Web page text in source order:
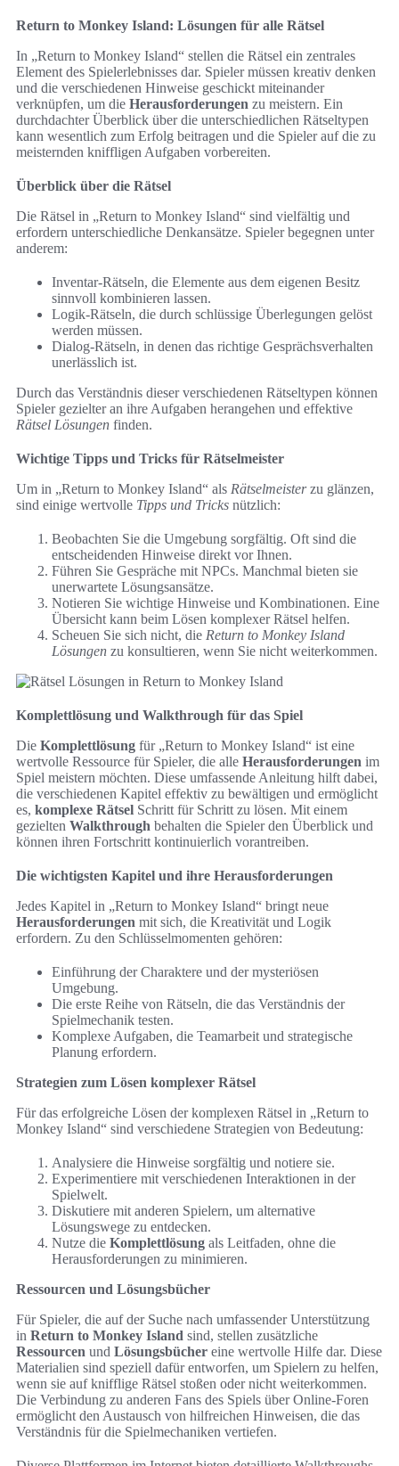
Return to Monkey Island: Lösungen für alle Rätsel
In „Return to Monkey Island“ stellen die Rätsel ein zentrales
Element des Spielerlebnisses dar. Spieler müssen kreativ denken
und die verschiedenen Hinweise geschickt miteinander
verknüpfen, um die Herausforderungen zu meistern. Ein
durchdachter Überblick über die unterschiedlichen Rätseltypen
kann wesentlich zum Erfolg beitragen und die Spieler auf die zu
meisternden kniffligen Aufgaben vorbereiten.
Überblick über die Rätsel
Die Rätsel in „Return to Monkey Island“ sind vielfältig und
erfordern unterschiedliche Denkansätze. Spieler begegnen unter
anderem:
Inventar-Rätseln, die Elemente aus dem eigenen Besitz
sinnvoll kombinieren lassen.
Logik-Rätseln, die durch schlüssige Überlegungen gelöst
werden müssen.
Dialog-Rätseln, in denen das richtige Gesprächsverhalten
unerlässlich ist.
Durch das Verständnis dieser verschiedenen Rätseltypen können
Spieler gezielter an ihre Aufgaben herangehen und effektive
Rätsel Lösungen finden.
Wichtige Tipps und Tricks für Rätselmeister
Um in „Return to Monkey Island“ als Rätselmeisterzu glänzen,
sind einige wertvolle Tipps und Tricks nützlich:
Beobachten Sie die Umgebung sorgfältig. Oft sind die
entscheidenden Hinweise direkt vor Ihnen.
Führen Sie Gespräche mit NPCs. Manchmal bieten sie
unerwartete Lösungsansätze.
Notieren Sie wichtige Hinweise und Kombinationen. Eine
Übersicht kann beim Lösen komplexer Rätsel helfen.
Scheuen Sie sich nicht, die Return to Monkey Island
Lösungen zu konsultieren, wenn Sie nicht weiterkommen.
Komplettlösung und Walkthrough für das Spiel
Die Komplettlösung für „Return to Monkey Island“ ist eine
wertvolle Ressource für Spieler, die alle Herausforderungen im
Spiel meistern möchten. Diese umfassende Anleitung hilft dabei,
die verschiedenen Kapitel effektiv zu bewältigen und ermöglicht
es, komplexe Rätsel Schritt für Schritt zu lösen. Mit einem
gezielten Walkthrough behalten die Spieler den Überblick und
können ihren Fortschritt kontinuierlich vorantreiben.
Die wichtigsten Kapitel und ihre Herausforderungen
Jedes Kapitel in „Return to Monkey Island“ bringt neue
Herausforderungen mit sich, die Kreativität und Logik
erfordern. Zu den Schlüsselmomenten gehören:
Einführung der Charaktere und der mysteriösen
Umgebung.
Die erste Reihe von Rätseln, die das Verständnis der
Spielmechanik testen.
Komplexe Aufgaben, die Teamarbeit und strategische
Planung erfordern.
Strategien zum Lösen komplexer Rätsel
Für das erfolgreiche Lösen der komplexen Rätsel in „Return to
Monkey Island“ sind verschiedene Strategien von Bedeutung:
Analysiere die Hinweise sorgfältig und notiere sie.
Experimentiere mit verschiedenen Interaktionen in der
Spielwelt.
Diskutiere mit anderen Spielern, um alternative
Lösungswege zu entdecken.
Nutze die Komplettlösung als Leitfaden, ohne die
Herausforderungen zu minimieren.
Ressourcen und Lösungsbücher
Für Spieler, die auf der Suche nach umfassender Unterstützung
in Return to Monkey Island sind, stellen zusätzliche
Ressourcen und Lösungsbücher eine wertvolle Hilfe dar. Diese
Materialien sind speziell dafür entworfen, um Spielern zu helfen,
wenn sie auf knifflige Rätsel stoßen oder nicht weiterkommen.
Die Verbindung zu anderen Fans des Spiels über Online-Foren
ermöglicht den Austausch von hilfreichen Hinweisen, die das
Verständnis für die Spielmechaniken vertiefen.